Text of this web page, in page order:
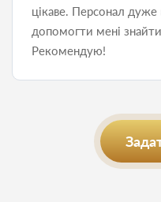
цікаве. Персонал дуже
допомогти мені
Рекомендую!